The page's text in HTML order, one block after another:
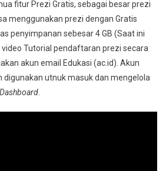
fitur Prezi Gratis, sebagai besar prezi
menggunakan prezi dengan Gratis
penyimpanan sebesar 4 GB (Saat ini
video Tutorial pendaftaran prezi secara
akun email Edukasi (ac.id). Akun
digunakan utnuk masuk dan mengelola
Dashboard